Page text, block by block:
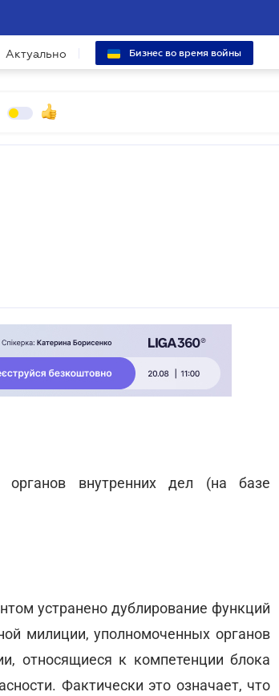
Актуально Бизнес во время войны
внутренних дел (на базе
устранено дублирование функций
милиции, уполномоченных органов
относящиеся к компетенции блока
Фактически это означает, что